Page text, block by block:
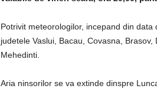
Potrivit meteorologilor, incepand din
judetele Vaslui, Bacau, Covasna,
Mehedinti.
Aria ninsorilor se va extinde dinspre